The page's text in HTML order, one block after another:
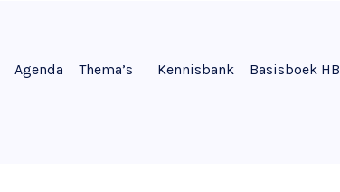
Agenda Thema’s Kennisbank Basisboek HB